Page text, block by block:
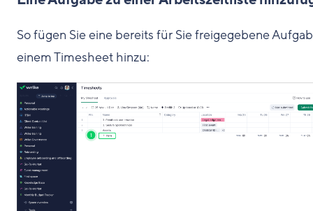
So fügen Sie eine bereits für Sie freigegebene
einem Timesheet hinzu: